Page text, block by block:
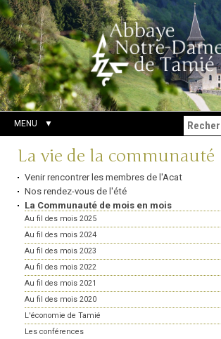
Aller
au
contenu.
|
Aller
à
la
navigation
Outils
personnels
Chercher par
Recherche
avancée…
MENU
Navigation
La vie de la communauté
Venir rencontrer les membres de l'Acat
Nos rendez-vous de l'été
La Communauté de mois en mois
Au fil des mois 2025
Au fil des mois 2024
Au fil des mois 2023
Au fil des mois 2022
Au fil des mois 2021
Au fil des mois 2020
L'économie de Tamié
Les conférences